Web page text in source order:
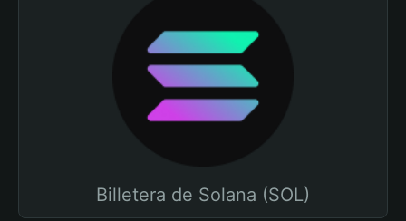
Billetera de Solana (SOL)